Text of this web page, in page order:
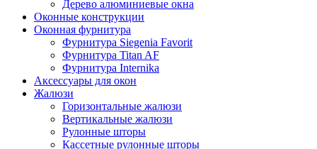
Дерево алюминиевые окна
Оконные конструкции
Оконная фурнитура
Фурнитура Siegenia Favorit
Фурнитура Titan AF
Фурнитура Internika
Аксессуары для окон
Жалюзи
Горизонтальные жалюзи
Вертикальные жалюзи
Рулонные шторы
Кассетные рулонные шторы